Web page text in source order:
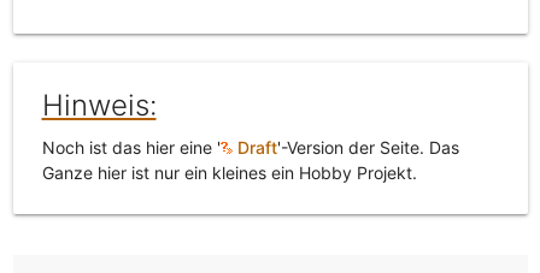
Hinweis:
Noch ist das hier eine ' Draft'-Version der Seite. Das
Ganze hier ist nur ein kleines ein Hobby Projekt.